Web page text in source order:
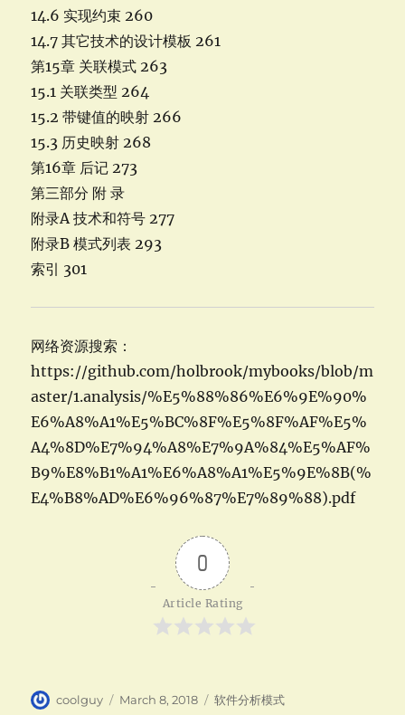
14.6 实现约束 260
14.7 其它技术的设计模板 261
第15章 关联模式 263
15.1 关联类型 264
15.2 带键值的映射 266
15.3 历史映射 268
第16章 后记 273
第三部分 附 录
附录A 技术和符号 277
附录B 模式列表 293
索引 301
网络资源搜索：
https://github.com/holbrook/mybooks/blob/m
aster/1.analysis/%E5%88%86%E6%9E%90%
E6%A8%A1%E5%BC%8F%E5%8F%AF%E5%
A4%8D%E7%94%A8%E7%9A%84%E5%AF%
B9%E8%B1%A1%E6%A8%A1%E5%9E%8B(%
E4%B8%AD%E6%96%87%E7%89%88).pdf
0
Article Rating
Author
coolguy
Posted
March 8, 2018 Categories
软件分析模式